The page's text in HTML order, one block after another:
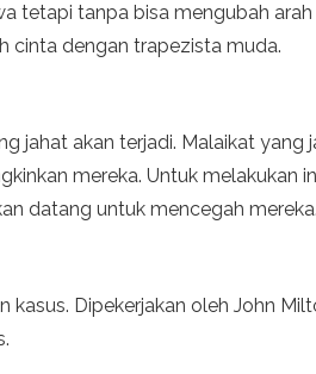
tetapi tanpa bisa mengubah
cinta dengan trapezista muda.
jahat akan terjadi. Malaikat
mereka. Untuk melakukan
datang untuk mencegah mereka.
Dipekerjakan oleh John